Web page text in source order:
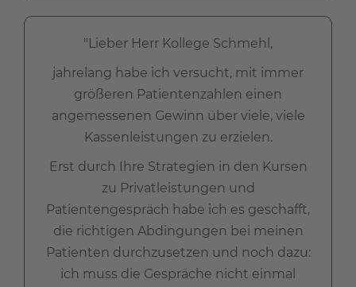
"Lieber Herr Kollege Schmehl,
jahrelang habe ich versucht, mit immer
größeren Patientenzahlen einen
angemessenen Gewinn über viele, viele
Kassenleistungen zu erzielen.
Erst durch Ihre Strategien in den Kursen
zu Privatleistungen und
Patientengespräch habe ich es geschafft,
die richtigen Abdingungen bei meinen
Patienten durchzusetzen und noch dazu:
ich muss die Gespräche nicht einmal